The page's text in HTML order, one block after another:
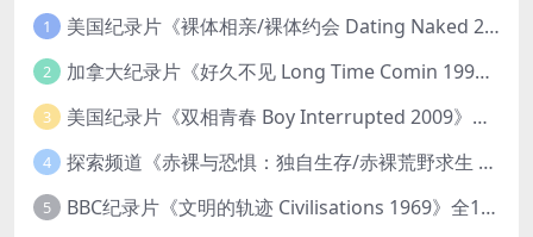
1 美国纪录片《裸体相亲/裸体约会 Dating Naked 2014-2016》第1-3季全33集 英语中英双字 无水印纯净版 1080P/MKV/85.6G 裸体相亲真人秀
2 加拿大纪录片《好久不见 Long Time Comin 1993》英语中英双字 官方纯净版 1080P/MKV/1G 女同性艺术家
3 美国纪录片《双相青春 Boy Interrupted 2009》英语中英双字 官方纯净版 1080P/MKV/1.43G 青少年躁郁症
4 探索频道《赤裸与恐惧：独自生存/赤裸荒野求生 Naked and Afraid: Solo 2023》第一季全8集 英语中英双字 官方纯净版 高码1080P/MKV/45.4G
5 BBC纪录片《文明的轨迹 Civilisations 1969》全13集 英语中英双字 高清收藏版 1080P/MKV/64.1G 西方艺术史话